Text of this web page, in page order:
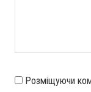
Розміщуючи